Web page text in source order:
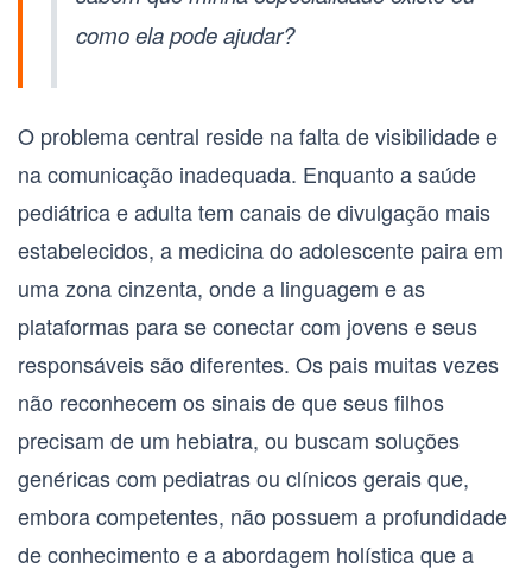
como ela pode ajudar?
O problema central reside na falta de visibilidade e
na comunicação inadequada. Enquanto a saúde
pediátrica e adulta tem canais de divulgação mais
estabelecidos, a medicina do adolescente paira em
uma zona cinzenta, onde a linguagem e as
plataformas para se conectar com jovens e seus
responsáveis são diferentes. Os pais muitas vezes
não reconhecem os sinais de que seus filhos
precisam de um hebiatra, ou buscam soluções
genéricas com pediatras ou clínicos gerais que,
embora competentes, não possuem a profundidade
de conhecimento e a abordagem holística que a